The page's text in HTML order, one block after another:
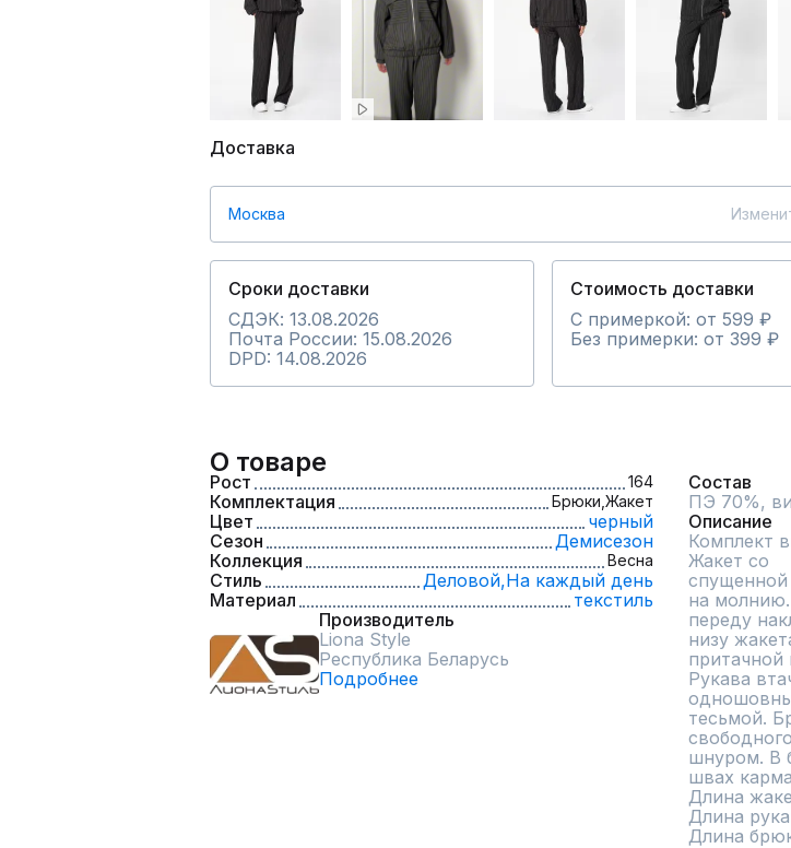
Доставка
Москва
Сроки доставки
СДЭК: 13.08.2026
Почта России: 15.08.2026
DPD: 14.08.2026
Стоимость доставки
С примеркой: от 599 ₽
Без примерки: от 399 ₽
О товаре
Рост 164
Комплектация Брюки, Жакет
Цвет
черный
Сезон
Демисезон
Коллекция
Весна
Стиль Деловой,На каждый день
Материал
текстиль
Производитель
Liona Style
Республика Беларусь
Подробнее
Состав
ПЭ 70%,
Описание
Комплект
Жакет со
спущенной
на
переду
низу
притачной
Рукава
тесьмой.
шнуром. В
швах
Длина
Длина
Длина